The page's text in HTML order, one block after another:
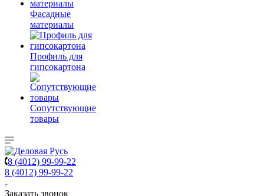
Фасадные
материалы
Профиль для
гипсокартона
Сопутствующие
товары
8 (4012) 99-99-22
8 (4012) 99-99-22
Заказать звонок